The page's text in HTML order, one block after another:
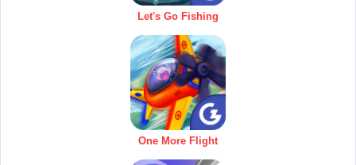
Let's Go Fishing
One More Flight